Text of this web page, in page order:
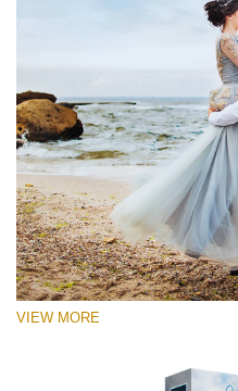
VIEW MORE